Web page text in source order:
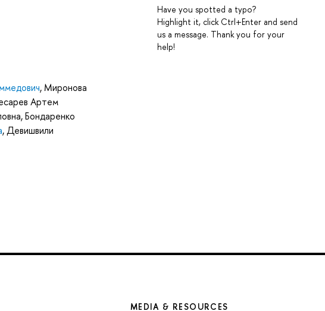
Have you spotted a typo?
Highlight it, click Ctrl+Enter and send
us a message. Thank you for your
help!
, Миронова
Артем
,Бондаренко
,Девишвили
MEDIA & RESOURCES